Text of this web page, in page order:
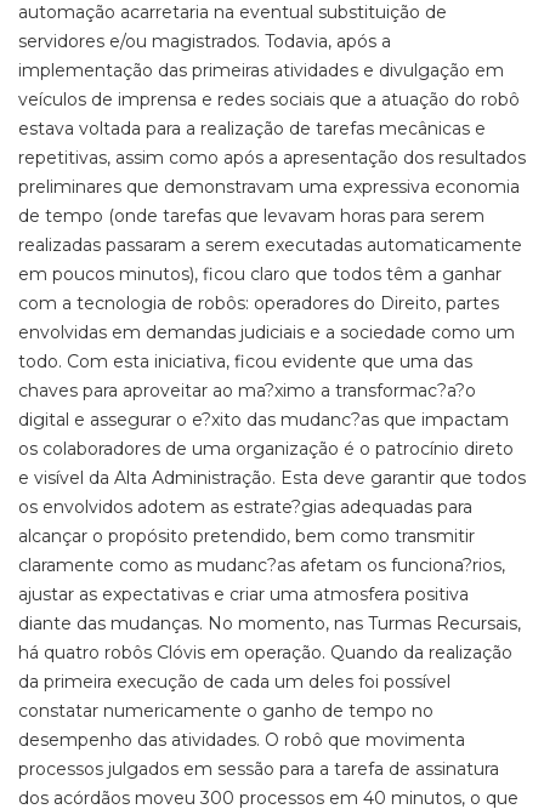
automação acarretaria na eventual substituição de
servidores e/ou magistrados. Todavia, após a
implementação das primeiras atividades e divulgação em
veículos de imprensa e redes sociais que a atuação do robô
estava voltada para a realização de tarefas mecânicas e
repetitivas, assim como após a apresentação dos resultados
preliminares que demonstravam uma expressiva economia
de tempo (onde tarefas que levavam horas para serem
realizadas passaram a serem executadas automaticamente
em poucos minutos), ficou claro que todos têm a ganhar
com a tecnologia de robôs: operadores do Direito, partes
envolvidas em demandas judiciais e a sociedade como um
todo. Com esta iniciativa, ficou evidente que uma das
chaves para aproveitar ao ma?ximo a transformac?a?o
digital e assegurar o e?xito das mudanc?as que impactam
os colaboradores de uma organização é o patrocínio direto
e visível da Alta Administração. Esta deve garantir que todos
os envolvidos adotem as estrate?gias adequadas para
alcançar o propósito pretendido, bem como transmitir
claramente como as mudanc?as afetam os funciona?rios,
ajustar as expectativas e criar uma atmosfera positiva
diante das mudanças. No momento, nas Turmas Recursais,
há quatro robôs Clóvis em operação. Quando da realização
da primeira execução de cada um deles foi possível
constatar numericamente o ganho de tempo no
desempenho das atividades. O robô que movimenta
processos julgados em sessão para a tarefa de assinatura
dos acórdãos moveu 300 processos em 40 minutos, o que